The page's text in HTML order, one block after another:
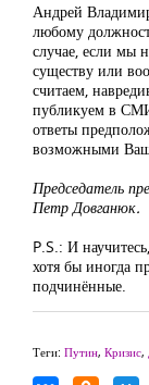
Андрей
любому
случае, если мы
существу или
считаем,
публикуем в
ответы
возможными
Председатель
Петр Довганюк.
P.S.: И
хотя бы иногда
подчинённые.
Теги: Путин, Кризис,